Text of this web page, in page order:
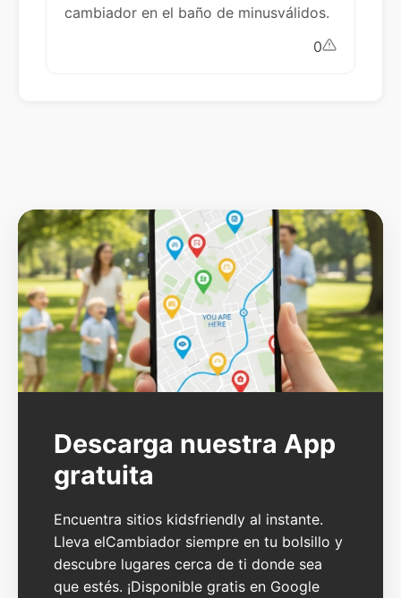
cambiador en el baño de minusválidos.
0
Descarga nuestra App
gratuita
Encuentra sitios kidsfriendly al instante.
Lleva elCambiador siempre en tu bolsillo y
descubre lugares cerca de ti donde sea
que estés. ¡Disponible gratis en Google